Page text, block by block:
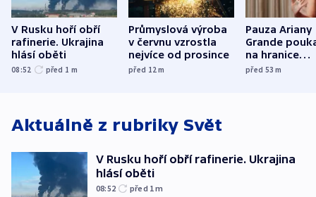
V Rusku hoří obří
rafinerie. Ukrajina
hlásí oběti
08:52 před 1 m
Průmyslová výroba
v červnu vzrostla
nejvíce od prosince
před 12m
Pauza Ariany
Grande
na hranice
před 53m
Aktuálně z rubriky Svět
V Rusku hoří obří rafinerie. Ukrajina
hlásí oběti
08:52 před 1m